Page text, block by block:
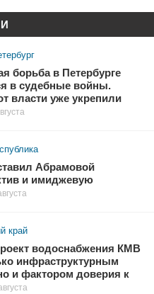
борьба в Петербурге
в судебные войны.
власти уже укрепили
Абрамовой
и имиджевую
край
водоснабжения КМВ
инфраструктурным
и фактором доверия к